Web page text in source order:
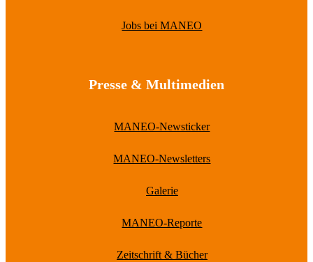
Jobs bei MANEO
Presse & Multimedien
MANEO-Newsticker
MANEO-Newsletters
Galerie
MANEO-Reporte
Zeitschrift & Bücher